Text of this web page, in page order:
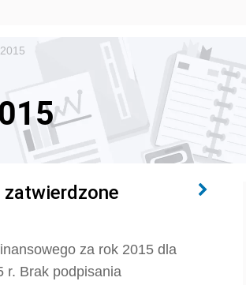
za rok 2015 dla
r. Brak podpisania